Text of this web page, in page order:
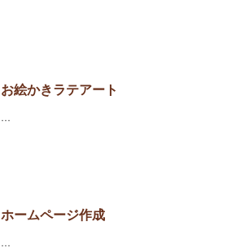
お絵かきラテアート
…
ホームページ作成
…